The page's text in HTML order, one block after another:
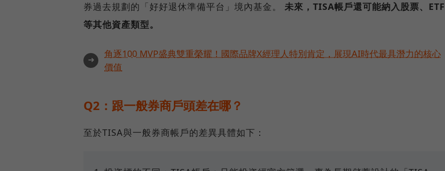
券過去規劃的「好好退休準備平台」境內基金。 未來，TISA帳戶還可能納入股票、ETF
等其他資產類型。
➜
角逐100 MVP盛典雙重榮耀！國際品牌X經理人特別肯定，展現AI時代最具潛力的核心
價值
Q2：跟一般券商戶頭差在哪？
至於TISA與一般券商帳戶的差異具體如下：